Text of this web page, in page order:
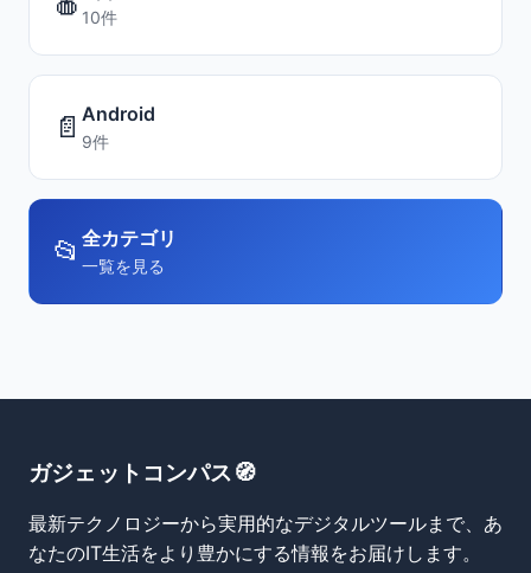
10件
📄 Android
9件
📂 全カテゴリ
一覧を見る
ガジェットコンパス🧭
最新テクノロジーから実用的なデジタルツールまで、あ
なたのIT生活をより豊かにする情報をお届けします。